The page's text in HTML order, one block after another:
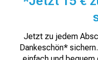
Jetzt zu jedem
Dankeschön*